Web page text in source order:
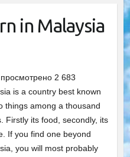
in Malaysia
2 683
is a country best known
things among a thousand
Firstly its food, secondly, its
If you find one beyond
you will most probably